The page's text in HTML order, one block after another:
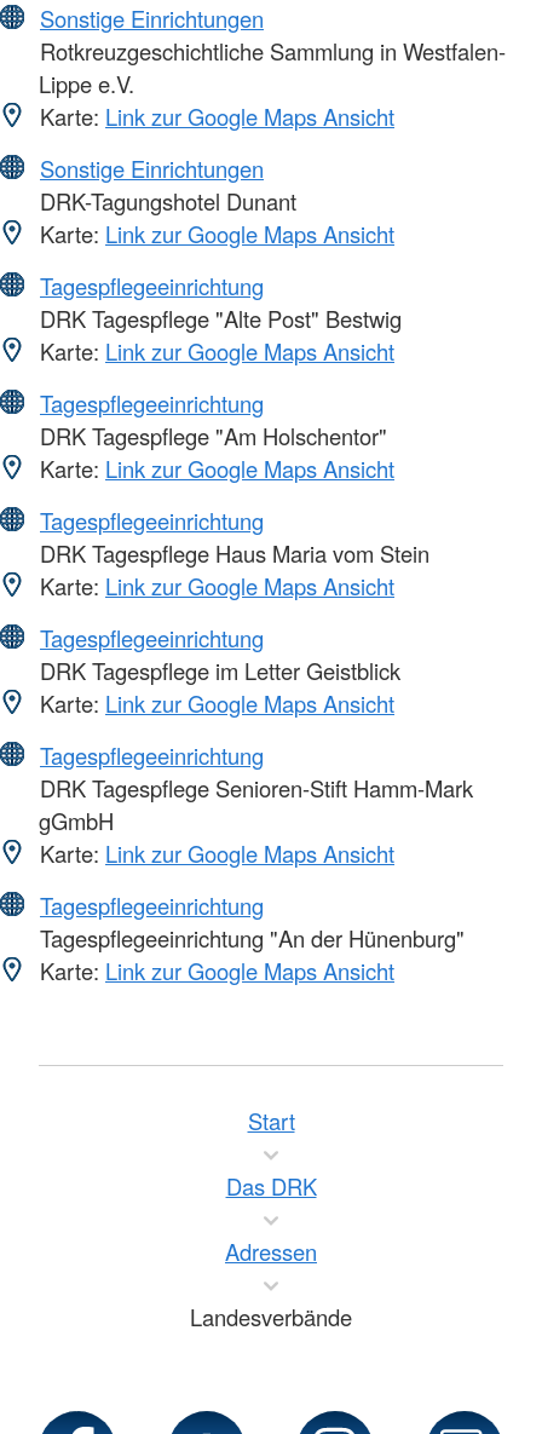
Sonstige Einrichtungen
Rotkreuzgeschichtliche Sammlung in Westfalen-
Lippe e.V.
Karte: Link zur Google Maps Ansicht
Sonstige Einrichtungen
DRK-Tagungshotel Dunant
Karte: Link zur Google Maps Ansicht
Tagespflegeeinrichtung
DRK Tagespflege "Alte Post" Bestwig
Karte: Link zur Google Maps Ansicht
Tagespflegeeinrichtung
DRK Tagespflege "Am Holschentor"
Karte: Link zur Google Maps Ansicht
Tagespflegeeinrichtung
DRK Tagespflege Haus Maria vom Stein
Karte: Link zur Google Maps Ansicht
Tagespflegeeinrichtung
DRK Tagespflege im Letter Geistblick
Karte: Link zur Google Maps Ansicht
Tagespflegeeinrichtung
DRK Tagespflege Senioren-Stift Hamm-Mark
gGmbH
Karte: Link zur Google Maps Ansicht
Tagespflegeeinrichtung
Tagespflegeeinrichtung "An der Hünenburg"
Karte: Link zur Google Maps Ansicht
Start
Das DRK
Adressen
Landesverbände